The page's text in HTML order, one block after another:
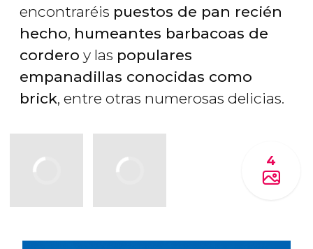
encontraréis puestos de pan recién
hecho, humeantes barbacoas de
cordero y las populares
empanadillas conocidas como
brick, entre otras numerosas delicias.
4